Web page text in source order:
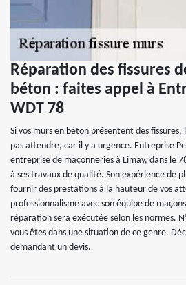
Réparation des fissures
béton : faites appel à
WDT 78
Si vos murs en béton présentent des
pas attendre, car il y a urgence. Entreprise
entreprise de maçonneries à Limay, dans le
à ses travaux de qualité. Son expérience de
fournir des prestations à la hauteur de vos
professionnalisme avec son équipe de
réparation sera exécutée selon les normes.
vous êtes dans une situation de ce genre.
demandant un devis.